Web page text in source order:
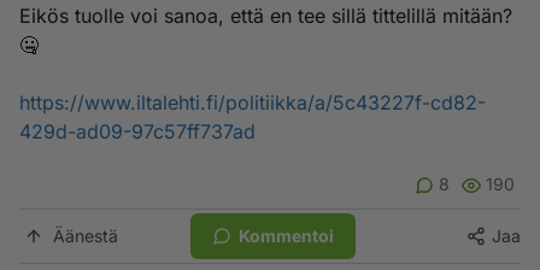
Eikös tuolle voi sanoa, että en tee sillä tittelillä mitään?
🤐
https://www.iltalehti.fi/politiikka/a/5c43227f-cd82-
429d-ad09-97c57ff737ad
8 190
Äänestä Kommentoi Jaa